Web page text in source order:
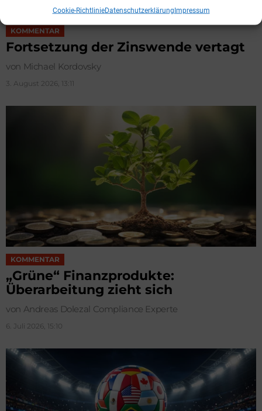
Cookie-RichtlinieDatenschutzerklärungImpressum
KOMMENTAR
Fortsetzung der Zinswende vertagt
von Michael Kordovsky
3. August 2026, 13:11
KOMMENTAR
„Grüne“ Finanzprodukte:
Überarbeitung zieht sich
von Andreas Dolezal Compliance Experte
6. Juli 2026, 15:10